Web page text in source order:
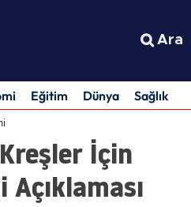
Ara
Eğitim Dünya Sağlık
İçin